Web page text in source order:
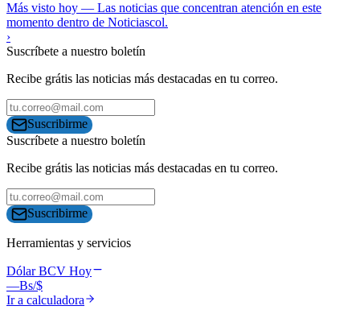
Más visto hoy — Las noticias que concentran atención en este
momento dentro de Noticiascol.
›
Suscríbete a nuestro boletín
Recibe grátis las noticias más destacadas en tu correo.
Suscribirme
Suscríbete a nuestro boletín
Recibe grátis las noticias más destacadas en tu correo.
Suscribirme
Herramientas y servicios
Dólar BCV Hoy
—Bs/$
Ir a calculadora